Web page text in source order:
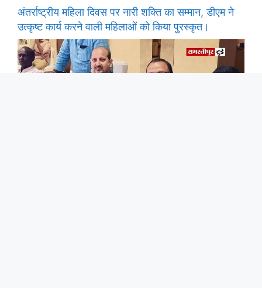
अंतर्राष्ट्रीय महिला दिवस पर नारी शक्ति का सम्मान, डीएम ने
उत्कृष्ट कार्य करने वाली महिलाओं को किया पुरस्कृत।